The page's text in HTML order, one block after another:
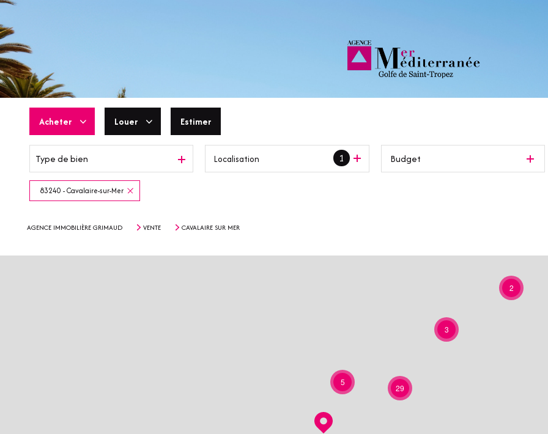
Acheter
De l'ancien
De l'immo pro
Louer Estimer
Type de bien 1
Localisation Budget
83240 - Cavalaire-sur-Mer
AGENCE IMMOBILIÈRE GRIMAUD VENTE CAVALAIRE SUR MER
2
3
5
29